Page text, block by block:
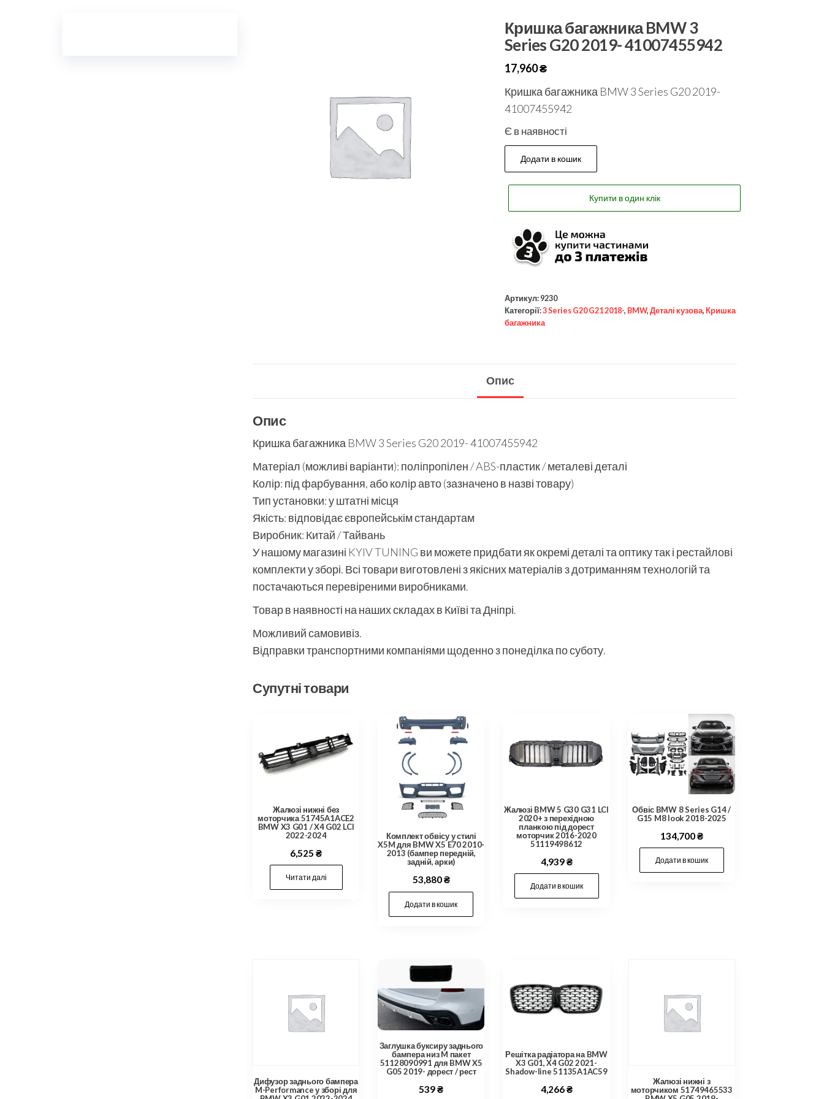
Кришка багажника BMW 3
Series G20 2019- 41007455942
17,960₴
Кришка багажника BMW 3 Series G20 2019-
41007455942
Є в наявності
Додати в кошик
Купити в один клік
Артикул: 9230
Категорії:3 Series G20 G21 2018-, BMW, Деталі кузова, Кришка
багажника
Опис
Опис
Кришка багажника BMW 3 Series G20 2019- 41007455942
Матеріал (можливі варіанти): поліпропілен / ABS-пластик / металеві деталі
Колір: під фарбування, або колір авто (зазначено в назві товару)
Тип установки: у штатні місця
Якість: відповідає європейськім стандартам
Виробник: Китай / Тайвань
У нашому магазині KYIV TUNING ви можете придбати як окремі деталі та оптику так і рестайлові
комплекти у зборі. Всі товари виготовлені з якісних матеріалів з дотриманням технологій та
постачаються перевіреними виробниками.
Товар в наявності на наших складах в Київі та Дніпрі.
Можливий самовивіз.
Відправки транспортними компаніями щоденно з понеділка по суботу.
Супутні товари
Жалюзі нижні без
моторчика 51745A1ACE2
BMW X3 G01 / X4 G02 LCI
2022-2024
6,525₴
Читати далі
Комплект обвісу у стилі
X5M для BMW X5 E70 2010-
2013 (бампер передній,
задній, арки)
53,880₴
Додати в кошик
Жалюзі BMW 5 G30 G31 LCI
2020+ з перехідною
планкою під дорест
моторчик 2016-2020
51119498612
4,939₴
Додати в кошик
Обвіс BMW 8 Series G14 /
G15 M8 look 2018-2025
134,700₴
Додати в кошик
Дифузор заднього бампера
M-Performance у зборі для
Заглушка буксиру заднього
бампера низ M пакет
51128090991 для BMW X5
G05 2019- дорест / рест
539₴
Решітка радіатора на BMW
X3 G01, X4 G02 2021-
Shadow-line 51135A1AC59
4,266₴
Жалюзі нижні з
моторчиком 51749465533